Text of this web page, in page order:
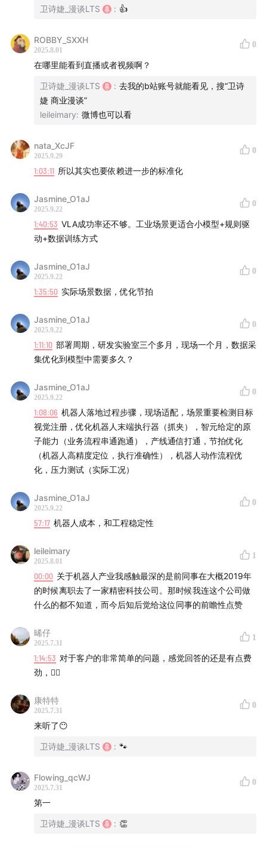
（从左至右分别是：卫诗婕、王闯、邓扬、杨曾。）
本期Shownotes：
Part 1. 2025，人形机器人为什么这么火？
08:26 2025，人形机器人为什么这么火？
09:15 智元的机器人远征 A2 和 A2W，能干些什么活？
10:10机器人量产困难详解：供应链、技术、一致性
12:50为人形机器人造零部件，有哪些难点？
Part 2. 理解具身智能：什么是真·人形机器人？
狗、人形机器人
A2W是人形机器人吗？人形的定义：像人一样思考
和决策
20:25 人形机器人是未来吗？
去年waic，只有两家人形机器人能长时间行走
链、大众关注度
Part 3. 智元的2024-2025: 从量产元年，到商业元年
27:47「包工头」评价机器人干活：算上人类吃饭休息
- 短期（1-3年）：成本降低50%、负载提升至30公斤、更多
- 长期愿景：
- 构建工业场景能力天梯图，渐进式拓展应用边界
- 最终实现"人类管理机器人，机器人完成体力劳动"的生产模
式
- 商业化铁三角：技术可行性×场景价值×成本合理性
- 当前阶段应专注"能用"而非"炫技"，选择ROI明确的场景突
破
卫诗婕_漫谈LTS : 👍
ROBBY_SXXH
2025.8.01
0
在哪里能看到直播或者视频啊？
卫诗婕_漫谈LTS : 去我的b站账号就能看见，搜“卫诗
婕 商业漫谈”
leileimary: 微博也可以看
nata_XcJF
2025.9.29
0
1:03:11 所以其实也要依赖进一步的标准化
Jasmine_O1aJ
2025.9.22
0
1:40:53 VLA成功率还不够。工业场景更适合小模型+规则驱
动+数据训练方式
Jasmine_O1aJ
2025.9.22
0
1:35:50 实际场景数据，优化节拍
Jasmine_O1aJ
2025.9.22
0
1:11:10 部署周期，研发实验室三个多月，现场一个月，数据采
集优化到模型中需要多久？
Jasmine_O1aJ
2025.9.22
0
1:08:06 机器人落地过程步骤，现场适配，场景重要检测目标
视觉注册，优化机器人末端执行器（抓夹），智元给定的原
子能力（业务流程串通跑通），产线通信打通，节拍优化
（机器人高精度定位，执行准确性），机器人动作流程优
化，压力测试（实际工况）
Jasmine_O1aJ
2025.9.22
0
57:17 机器人成本，和工程稳定性
leileimary
2025.8.01
1
00:00 关于机器人产业我感触最深的是前同事在大概2019年
的时候离职去了一家精密科技公司。那时候我连这个公司做
什么的都不知道，而今后知后觉给这位同事的前瞻性点赞
晞仔
2025.7.31
1
1:14:53 对于客户的非常简单的问题，感觉回答的还是有点费
劲，😵‍💫
康特特
2025.7.31
0
来听了😶
卫诗婕_漫谈LTS : 🐾
Flowing_qcWJ
2025.7.31
0
第一
卫诗婕_漫谈LTS : 👏